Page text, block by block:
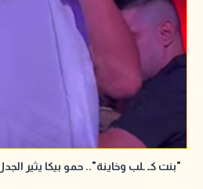
"بنت كـ ـلب وخاينة".. حمو بيكا يثير